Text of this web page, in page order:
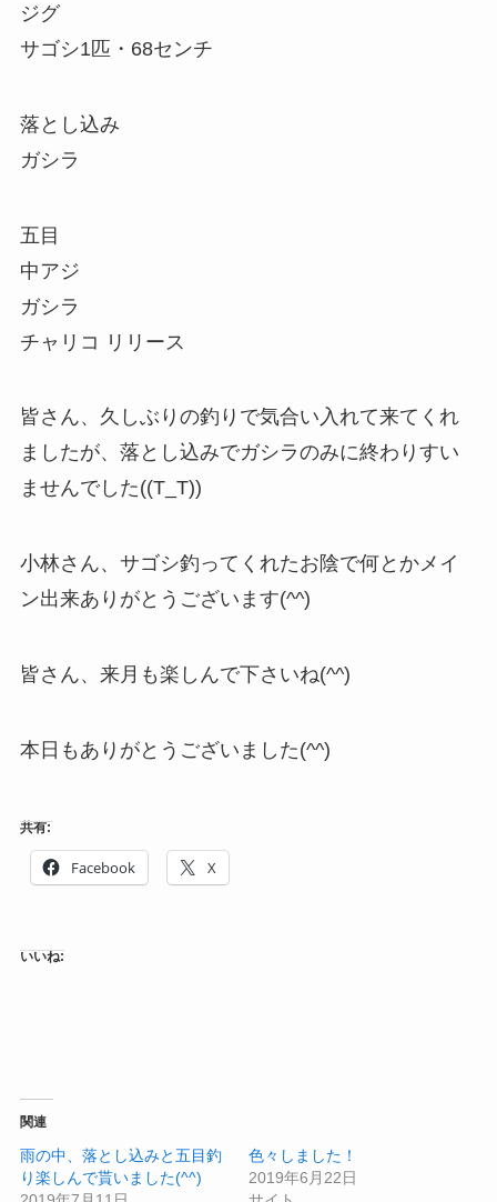
ジグ
サゴシ1匹・68センチ
落とし込み
ガシラ
五目
中アジ
ガシラ
チャリコ リリース
皆さん、久しぶりの釣りで気合い入れて来てくれ
ましたが、落とし込みでガシラのみに終わりすい
ませんでした((T_T))
小林さん、サゴシ釣ってくれたお陰で何とかメイ
ン出来ありがとうございます(^^)
皆さん、来月も楽しんで下さいね(^^)
本日もありがとうございました(^^)
共有:
Facebook X
いいね:
関連
雨の中、落とし込みと五目釣
り楽しんで貰いました(^^)
色々しました！
2019年6月22日